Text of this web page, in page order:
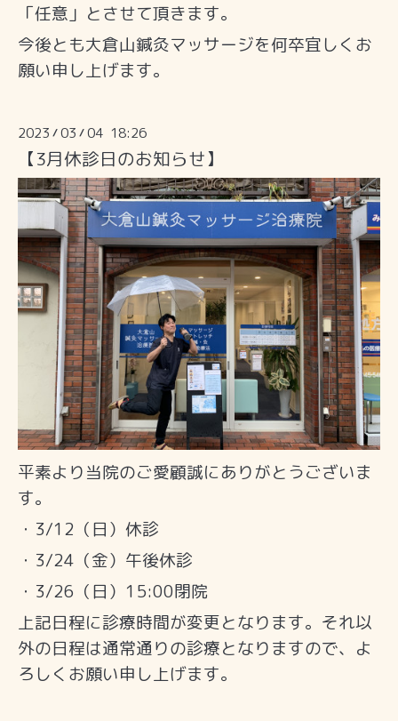
「任意」とさせて頂きます。
今後とも大倉山鍼灸マッサージを何卒宜しくお
願い申し上げます。
2023 /03 /04 18:26
【3月休診日のお知らせ】
平素より当院のご愛顧誠にありがとうございま
す。
・3/12（日）休診
・3/24（金）午後休診
・3/26（日）15:00閉院
上記日程に診療時間が変更となります。それ以
外の日程は通常通りの診療となりますので、よ
ろしくお願い申し上げます。